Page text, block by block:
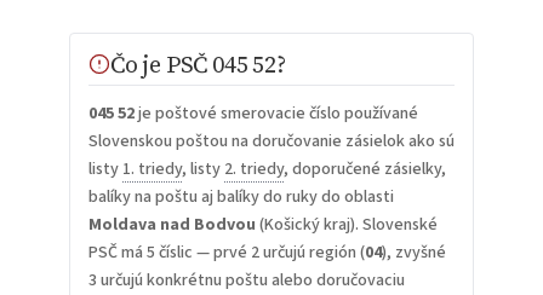
Čo je PSČ 045 52?
045 52je poštové smerovacie číslo používané
Slovenskou poštou na doručovanie zásielok ako sú
listy 1. triedy, listy 2. triedy, doporučené zásielky,
balíky na poštu aj balíky do ruky do oblasti
Moldava nad Bodvou (Košický kraj). Slovenské
PSČ má 5 číslic — prvé 2 určujú región (04), zvyšné
3 určujú konkrétnu poštu alebo doručovaciu